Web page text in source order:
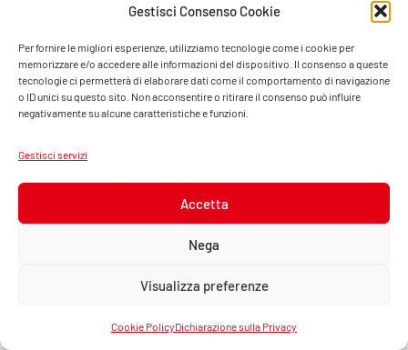
Gestisci Consenso Cookie
Per fornire le migliori esperienze, utilizziamo tecnologie come i cookie per
memorizzare e/o accedere alle informazioni del dispositivo. Il consenso a queste
tecnologie ci permetterà di elaborare dati come il comportamento di navigazione
o ID unici su questo sito. Non acconsentire o ritirare il consenso può influire
negativamente su alcune caratteristiche e funzioni.
Gestisci servizi
Accetta
Nega
Visualizza preferenze
Cookie PolicyDichiarazione sulla Privacy
BTC Rina
Sistema di Gestione della Sicurezza e Salute sul Lavoro
(SGSSL)
Politica della Fondazione Teatro Carlo Felice in tema di